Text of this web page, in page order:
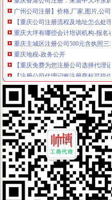
广州公司注册】价格,厂家,图片,公
【重庆公司注册流程及地址怎么处
重庆大坪有哪些会计培训机构-报名
重庆主城区注册公司500元含执照三
重庆地税-政务公开
【重庆免费为您注册公司选择代理
【注册公司代理记账注册商标可提
重庆工商代办之注册公司为何要记
重庆市电子报税服务中心-城市吧街
重庆慢牛众创长期供应公司注册代理
渝中区文化播公司转让-重庆58同城
重庆办理营业执照代账税务代理公
重庆验资开户：工商代理、代账报
重庆大坪大坪正街哪里的会计实操好
【重庆大坪会计实际操作培训班】-
林区地税局深入日镇大坪村扶贫问-
【重庆渝中大坪财务会计电脑培训
【高效注册广州黄埔区公司注册-黄
东莞会计财务咨询公司代办一般纳